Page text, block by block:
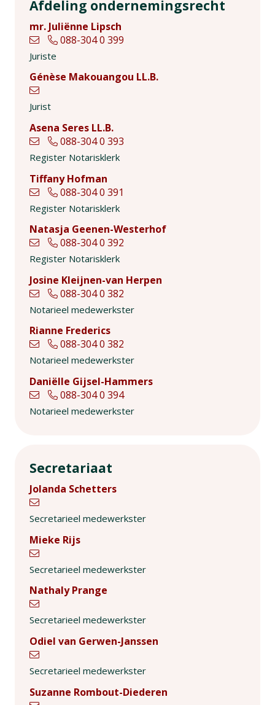
Afdeling ondernemingsrecht
mr. Juliënne Lipsch
088-304 0 399
Juriste
Génèse Makouangou LL.B.
Jurist
Asena Seres LL.B.
088-304 0 393
Register Notarisklerk
Tiffany Hofman
088-304 0 391
Register Notarisklerk
Natasja Geenen-Westerhof
088-304 0 392
Register Notarisklerk
Josine Kleijnen-van Herpen
088-304 0 382
Notarieel medewerkster
Rianne Frederics
088-304 0 382
Notarieel medewerkster
Daniëlle Gijsel-Hammers
088-304 0 394
Notarieel medewerkster
Secretariaat
Jolanda Schetters
Secretarieel medewerkster
Mieke Rijs
Secretarieel medewerkster
Nathaly Prange
Secretarieel medewerkster
Odiel van Gerwen-Janssen
Secretarieel medewerkster
Suzanne Rombout-Diederen